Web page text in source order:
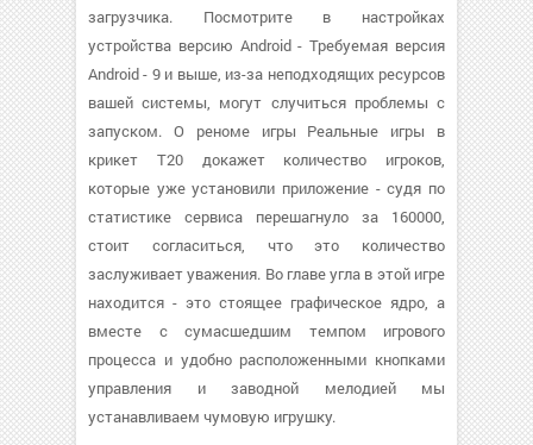
загрузчика. Посмотрите в настройках
устройства версию Android - Требуемая версия
Android - 9 и выше, из-за неподходящих ресурсов
вашей системы, могут случиться проблемы с
запуском. О реноме игры Реальные игры в
крикет T20 докажет количество игроков,
которые уже установили приложение - судя по
статистике сервиса перешагнуло за 160000,
стоит согласиться, что это количество
заслуживает уважения. Во главе угла в этой игре
находится - это стоящее графическое ядро, а
вместе с сумасшедшим темпом игрового
процесса и удобно расположенными кнопками
управления и заводной мелодией мы
устанавливаем чумовую игрушку.